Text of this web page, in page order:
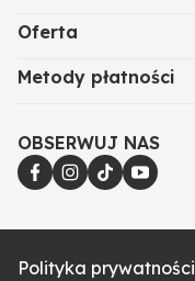
Oferta
Metody płatności
OBSERWUJ NAS
Polityka prywatności